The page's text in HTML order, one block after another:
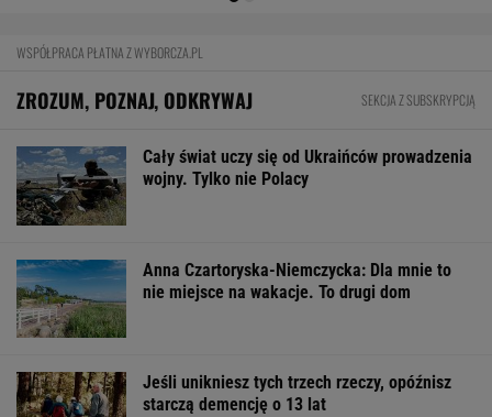
WSPÓŁPRACA PŁATNA Z WYBORCZA.PL
ZROZUM, POZNAJ, ODKRYWAJ SEKCJA Z SUBSKRYPCJĄ
Cały świat uczy się od Ukraińców prowadzenia
wojny. Tylko nie Polacy
Anna Czartoryska-Niemczycka: Dla mnie to
nie miejsce na wakacje. To drugi dom
Jeśli unikniesz tych trzech rzeczy, opóźnisz
starczą demencję o 13 lat